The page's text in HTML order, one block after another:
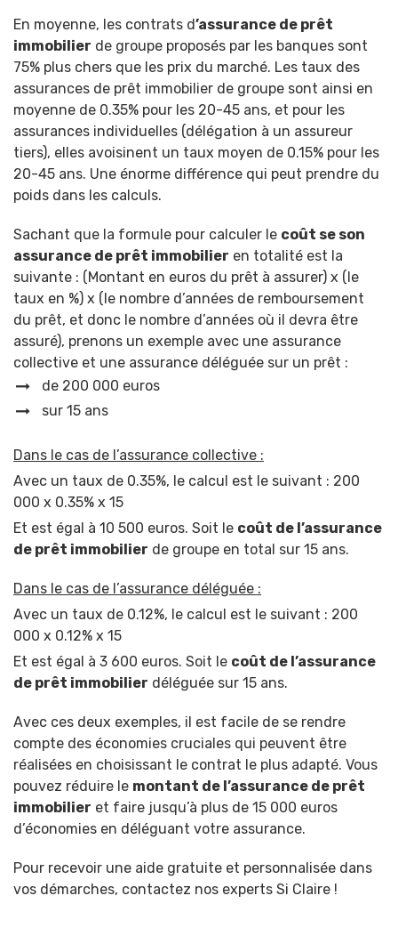
En moyenne, les contrats d’assurance de prêt
immobilier de groupe proposés par les banques sont
75% plus chers que les prix du marché. Les taux des
assurances de prêt immobilier de groupe sont ainsi en
moyenne de 0.35% pour les 20-45 ans, et pour les
assurances individuelles (délégation à un assureur
tiers), elles avoisinent un taux moyen de 0.15% pour les
20-45 ans. Une énorme différence qui peut prendre du
poids dans les calculs.
Sachant que la formule pour calculer le coût se son
assurance de prêt immobilier en totalité est la
suivante : (Montant en euros du prêt à assurer) x (le
taux en %) x (le nombre d’années de remboursement
du prêt, et donc le nombre d’années où il devra être
assuré), prenons un exemple avec une assurance
collective et une assurance déléguée sur un prêt :
de 200 000 euros
sur 15 ans
Dans le cas de l’assurance collective :
Avec un taux de 0.35%, le calcul est le suivant : 200
000 x 0.35% x 15
Et est égal à 10 500 euros. Soit le coût de l’assurance
de prêt immobilier de groupe en total sur 15 ans.
Dans le cas de l’assurance déléguée :
Avec un taux de 0.12%, le calcul est le suivant : 200
000 x 0.12% x 15
Et est égal à 3 600 euros. Soit le coût de l’assurance
de prêt immobilier déléguée sur 15 ans.
Avec ces deux exemples, il est facile de se rendre
compte des économies cruciales qui peuvent être
réalisées en choisissant le contrat le plus adapté. Vous
pouvez réduire le montant de l’assurance de prêt
immobilier et faire jusqu’à plus de 15 000 euros
d’économies en déléguant votre assurance.
Pour recevoir une aide gratuite et personnalisée dans
vos démarches, contactez nos experts Si Claire !